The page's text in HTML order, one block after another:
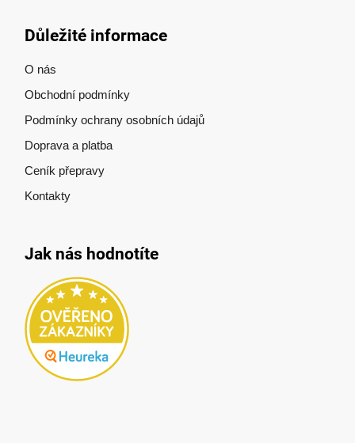
Důležité informace
O nás
Obchodní podmínky
Podmínky ochrany osobních údajů
Doprava a platba
Ceník přepravy
Kontakty
Jak nás hodnotíte